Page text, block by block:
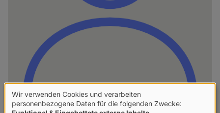
Verwendung
Wir verwenden Cookies und verarbeiten
personenbezogene Daten für die folgenden Zwecke: